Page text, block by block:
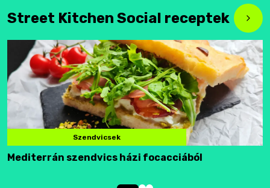
Street Kitchen Social receptek
Szendvicsek
Mediterrán szendvics házi focacciából